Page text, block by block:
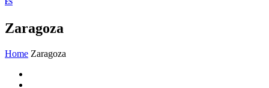
ES
Zaragoza
Home Zaragoza